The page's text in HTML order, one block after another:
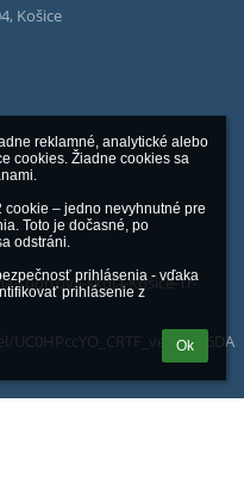
reklamné, analytické alebo
cookies. Žiadne cookies sa
cookie – jedno nevyhnutné pre
Toto je dočasné, po
odstráni.
prihlásenia - vďaka
prihlásenie z
Ok
Košice
športová-škola-Košice-Tr-